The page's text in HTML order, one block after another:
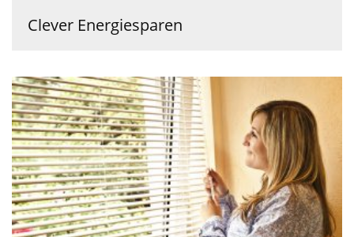
Clever Energiesparen